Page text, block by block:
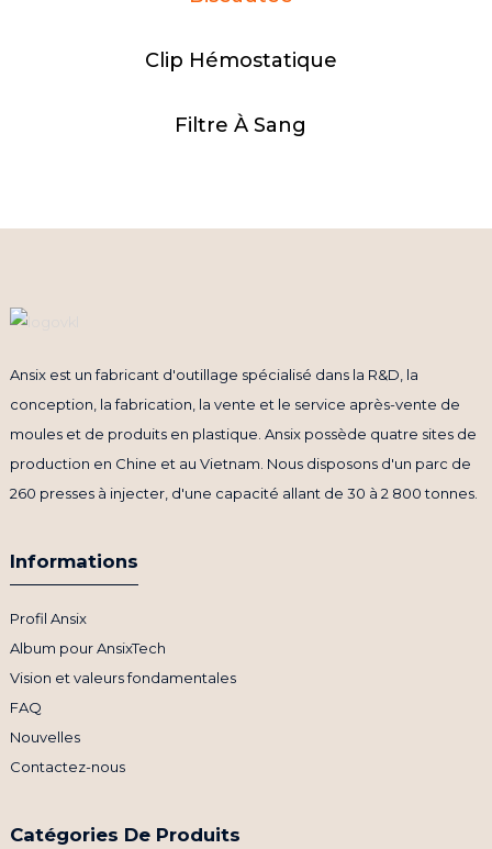
Clip Hémostatique
Filtre À Sang
Ansix est un fabricant d'outillage spécialisé dans la R&D, la
conception, la fabrication, la vente et le service après-vente de
moules et de produits en plastique. Ansix possède quatre sites de
production en Chine et au Vietnam. Nous disposons d'un parc de
260 presses à injecter, d'une capacité allant de 30 à 2 800 tonnes.
Informations
Profil Ansix
Album pour AnsixTech
Vision et valeurs fondamentales
FAQ
Nouvelles
Contactez-nous
Catégories De Produits